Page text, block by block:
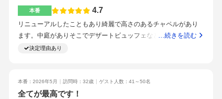
で寄り添ってくれて、たくさん褒めてくれます！・お料理がと
にかく美味しいです。・絶対に譲れない！というところは妥協
せずに他のところを工夫して費用を抑える・お料理が美味し
い！・ゲストと近い距離でアットホームな雰囲気で式を行え
る・ブライダルフェアで訪れた際にここだ！と直感したから
本番 4.7
リニューアルしたこともあり綺麗で高さのあるチャペルがあり
ます。中庭がありそこでデザートビュッフェなどオシャレに来
ていただいた人にも楽しむことができる披露宴開場です。駅徒
盛り上げてくれます！ほんとにここにしてよかったです！予算
は当初の見積もりよりも高くなる場合が多いかと思いますがゆ
…続きを読む
決定理由あり
本番：2026年5月 訪問時：32歳 ゲスト人数：41～50名
全てが最高です！